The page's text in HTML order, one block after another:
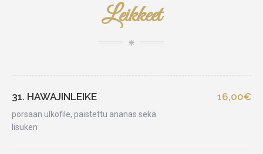
Leikkeet
31. HAWAJINLEIKE
porsaan ulkofile, paistettu ananas sekä
lisuken
16,00€